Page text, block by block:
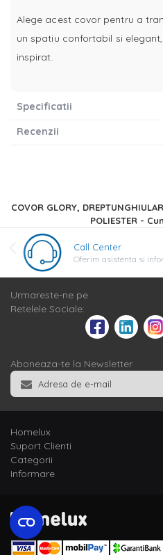
Alege acest covor pentru a
un spatiu confortabil si
inspirat.
Specificatii
Recenzii
COVOR GLORY,
POLIESTER -
Call Center
Oferim asistenta si
Urmareste-ne pe
Retelele Sociale:
Aboneaza-te la Newsletter
Homelux
Suport Clienti
Categorii
Informare